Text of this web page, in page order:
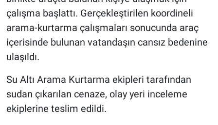
çalışma başlattı. Gerçekleştirilen koordineli
arama-kurtarma çalışmaları sonucunda araç
içerisinde bulunan vatandaşın cansız bedenine
ulaşıldı.
Su Altı Arama Kurtarma ekipleri tarafından
sudan çıkarılan cenaze, olay yeri inceleme
ekiplerine teslim edildi.